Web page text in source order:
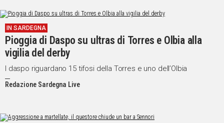
IN SARDEGNA
Pioggia di Daspo su ultras di Torres e Olbia alla
vigilia del derby
I daspo riguardano 15 tifosi della Torres e uno dell’Olbia
Redazione Sardegna Live